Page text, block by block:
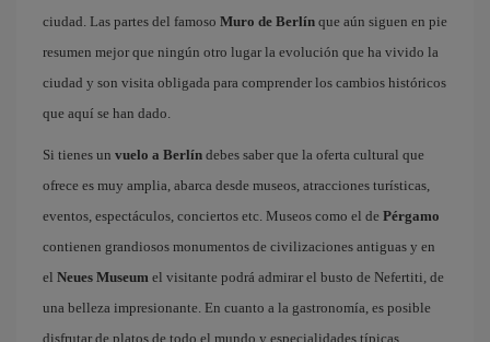
ciudad. Las partes del famoso Muro de Berlín que aún siguen en pie
resumen mejor que ningún otro lugar la evolución que ha vivido la
ciudad y son visita obligada para comprender los cambios históricos
que aquí se han dado.
Si tienes un vuelo a Berlín debes saber que la oferta cultural que
ofrece es muy amplia, abarca desde museos, atracciones turísticas,
eventos, espectáculos, conciertos etc. Museos como el de Pérgamo
contienen grandiosos monumentos de civilizaciones antiguas y en
el Neues Museum el visitante podrá admirar el busto de Nefertiti, de
una belleza impresionante. En cuanto a la gastronomía, es posible
disfrutar de platos de todo el mundo y especialidades típicas